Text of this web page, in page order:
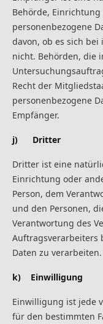
Behörde,
personenbezogene
davon, ob es sich
nicht. Behörden, die
Recht der
personenbezogene
Empfänger.
j) Dritter
Dritter ist eine
Einrichtung oder
Person, dem
und den Personen,
Verantwortung des
Auftragsverarbeiters
Daten zu verarbeiten.
k) Einwilligung
Einwilligung ist jede
für den bestimmten